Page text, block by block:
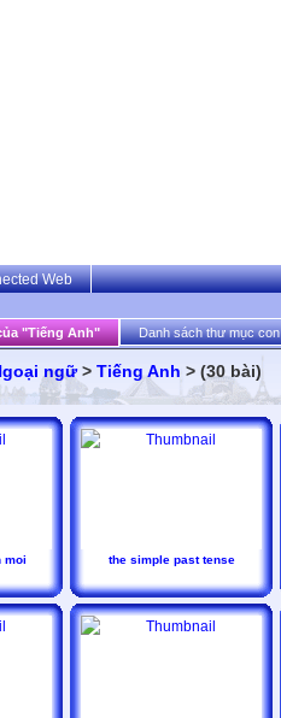
Web
"Tiếng Anh" Danh sách thư mục con
ngữ> Tiếng Anh > (30 bài)
moi the simple past tense